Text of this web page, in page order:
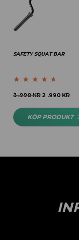
SAFETY SQUAT BAR
Betygsatt
3 .990KR 2 .990 KR
KÖP PRODUKT